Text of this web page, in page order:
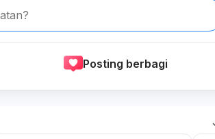
Posting berbagi